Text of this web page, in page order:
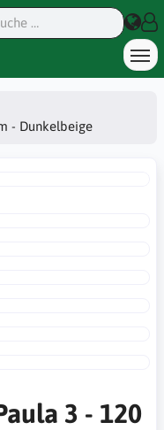
- Dunkelbeige
3 - 120